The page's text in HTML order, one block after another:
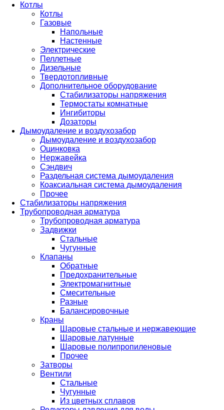
Котлы
Котлы
Газовые
Напольные
Настенные
Электрические
Пеллетные
Дизельные
Твердотопливные
Дополнительное оборудование
Стабилизаторы напряжения
Термостаты комнатные
Ингибиторы
Дозаторы
Дымоудаление и воздухозабор
Дымоудаление и воздухозабор
Оцинковка
Нержавейка
Сэндвич
Раздельная система дымоудаления
Коаксиальная система дымоудаления
Прочее
Стабилизаторы напряжения
Трубопроводная арматура
Трубопроводная арматура
Задвижки
Стальные
Чугунные
Клапаны
Обратные
Предохранительные
Электромагнитные
Смесительные
Разные
Балансировочные
Краны
Шаровые стальные и нержавеющие
Шаровые латунные
Шаровые полипропиленовые
Прочее
Затворы
Вентили
Стальные
Чугунные
Из цветных сплавов